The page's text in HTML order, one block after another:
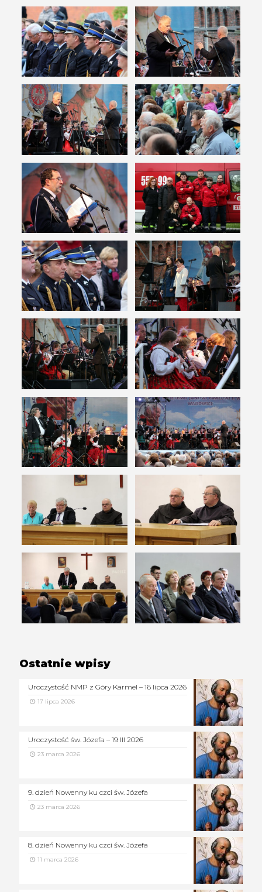
Ostatnie wpisy
Uroczystość NMP z Góry Karmel – 16 lipca 2026
17 lipca 2026
Uroczystość św. Józefa – 19 III 2026
23 marca 2026
9. dzień Nowenny ku czci św. Józefa
23 marca 2026
8. dzień Nowenny ku czci św. Józefa
11 marca 2026